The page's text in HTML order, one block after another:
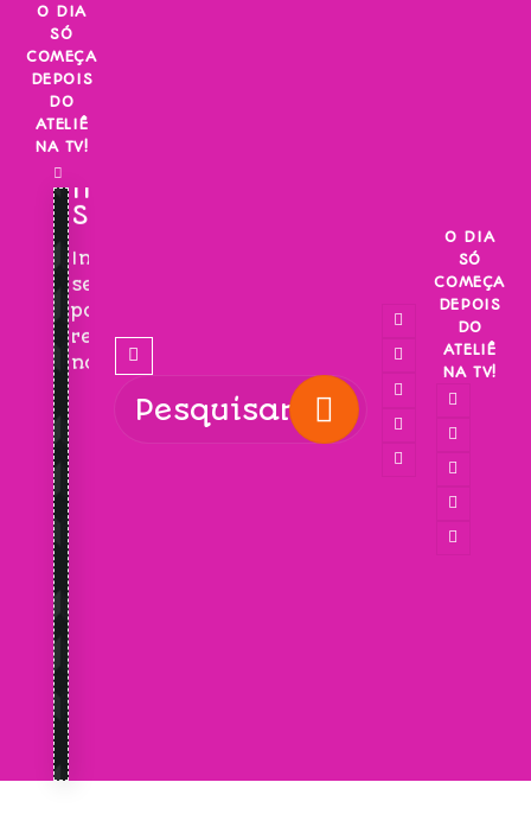
Skip
content
O DIA
SÓ
COMEÇA
DEPOIS
DO
ATELIÊ
NA TV!
INSCREVA-
SE!
Inscreva-
se
para
receber
novidades!
O DIA
SÓ
COMEÇA
DEPOIS
DO
ATELIÊ
NA TV!